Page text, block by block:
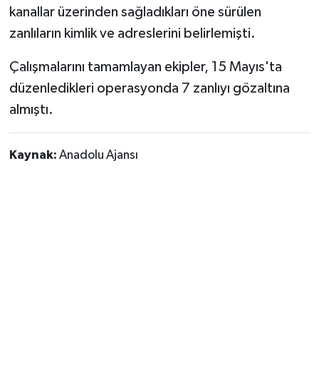
kanallar üzerinden sağladıkları öne sürülen
zanlıların kimlik ve adreslerini belirlemişti.
Çalışmalarını tamamlayan ekipler, 15 Mayıs'ta
düzenledikleri operasyonda 7 zanlıyı gözaltına
almıştı.
Kaynak: Anadolu Ajansı